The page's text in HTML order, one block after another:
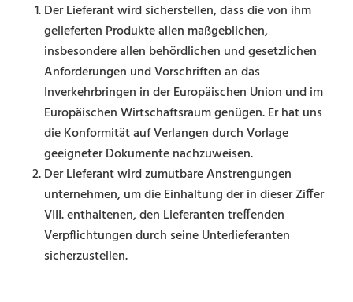
Der Lieferant wird sicherstellen, dass die von ihm
gelieferten Produkte allen maßgeblichen,
insbesondere allen behördlichen und gesetzlichen
Anforderun­gen und Vorschriften an das
Inverkehrbringen in der Europäischen Union und im
Europäischen Wirtschaftsraum genügen. Er hat uns
die Konformität auf Verlangen durch Vorlage
geeigneter Dokumente nachzuweisen.
Der Lieferant wird zumutbare Anstrengungen
unternehmen, um die Einhaltung der in dieser Ziffer
VIII. enthaltenen, den Lieferanten treffenden
Verpflichtungen durch seine Unterlieferanten
sicherzustellen.